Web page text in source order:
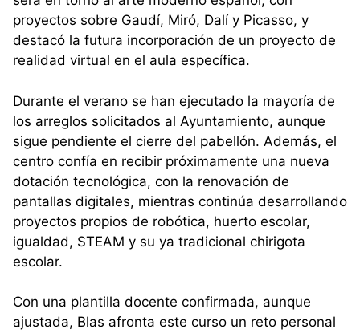
proyectos sobre Gaudí, Miró, Dalí y Picasso, y
destacó la futura incorporación de un proyecto de
realidad virtual en el aula específica.
Durante el verano se han ejecutado la mayoría de
los arreglos solicitados al Ayuntamiento, aunque
sigue pendiente el cierre del pabellón. Además, el
centro confía en recibir próximamente una nueva
dotación tecnológica, con la renovación de
pantallas digitales, mientras continúa desarrollando
proyectos propios de robótica, huerto escolar,
igualdad, STEAM y su ya tradicional chirigota
escolar.
Con una plantilla docente confirmada, aunque
ajustada, Blas afronta este curso un reto personal